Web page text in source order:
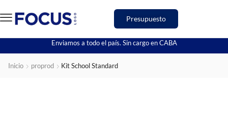
Presupuesto
Enviamos a todo el país. Sin cargo en CABA
Inicio proprod Kit School Standard